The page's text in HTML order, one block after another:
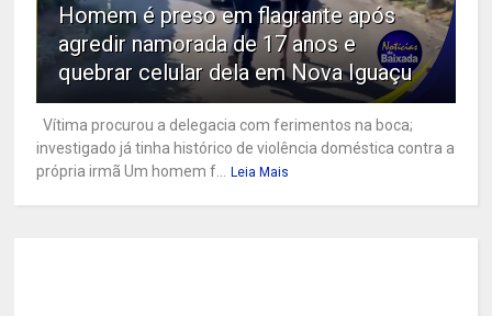
Homem é preso em flagrante após
agredir namorada de 17 anos e
quebrar celular dela em Nova Iguaçu
Vítima procurou a delegacia com ferimentos na boca;
investigado já tinha histórico de violência doméstica contra a
própria irmã Um homem f...
Leia Mais